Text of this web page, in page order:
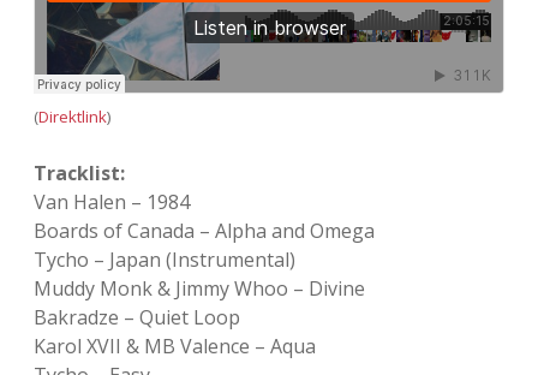
(Direktlink)
Tracklist:
Van Halen – 1984
Boards of Canada – Alpha and Omega
Tycho – Japan (Instrumental)
Muddy Monk & Jimmy Whoo – Divine
Bakradze – Quiet Loop
Karol XVII & MB Valence – Aqua